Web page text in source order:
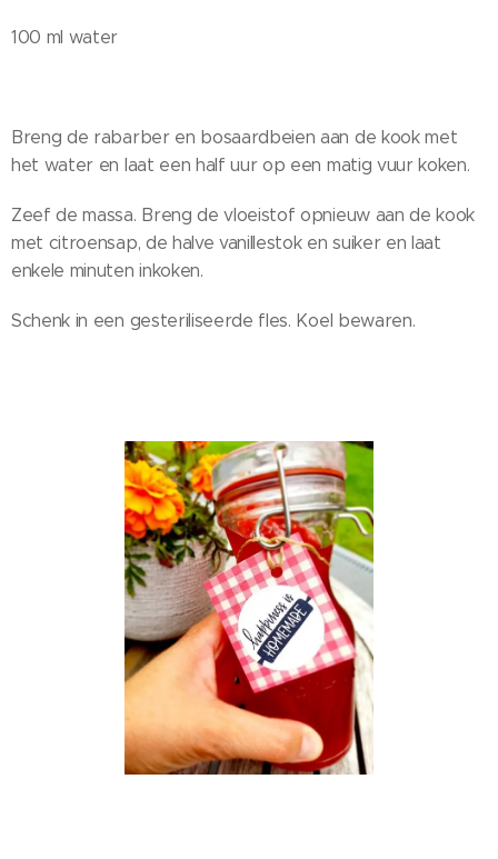
100 ml water
Breng de rabarber en bosaardbeien aan de kook met
het water en laat een half uur op een matig vuur koken.
Zeef de massa. Breng de vloeistof opnieuw aan de kook
met citroensap, de halve vanillestok en suiker en laat
enkele minuten inkoken.
Schenk in een gesteriliseerde fles. Koel bewaren.